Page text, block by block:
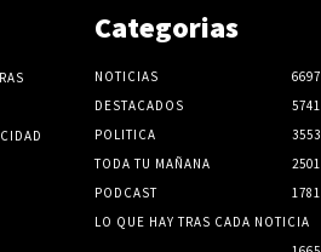
Categorias
NOTICIAS
6697
DESTACADOS
5741
POLITICA
3553
TODA TU MAÑANA
2501
PODCAST
1781
LO QUE HAY TRAS CADA NOTICIA